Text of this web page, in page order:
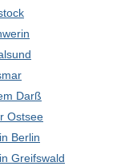
Darß
Ostsee
Berlin
Greifswald